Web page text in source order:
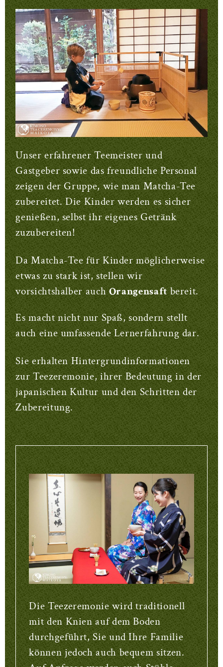
Unser erfahrener Teemeister und
Gastgeber sowie das freundliche Personal
zeigen der Gruppe, wie man Matcha-Tee
zubereitet. Die Kinder werden es sicher
genießen, selbst ihr eigenes Getränk
zuzubereiten!
Da Matcha-Tee für Kinder möglicherweise
etwas zu stark ist, stellen wir
vorsichtshalber auch Orangensaft bereit.
Es macht nicht nur Spaß, sondern stellt
auch eine umfassende Lernerfahrung dar.
Sie erhalten Hintergrundinformationen
zur Teezeremonie, ihrer Bedeutung in der
japanischen Kultur und den Schritten der
Zubereitung.
Die Teezeremonie wird traditionell
mit den Knien auf dem Boden
durchgeführt, Sie und Ihre Familie
können jedoch auch bequem sitzen.